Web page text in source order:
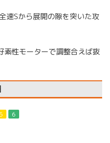
速Sから展開の隙を突いた攻
素性モーターで調整合えば抜
５ ６